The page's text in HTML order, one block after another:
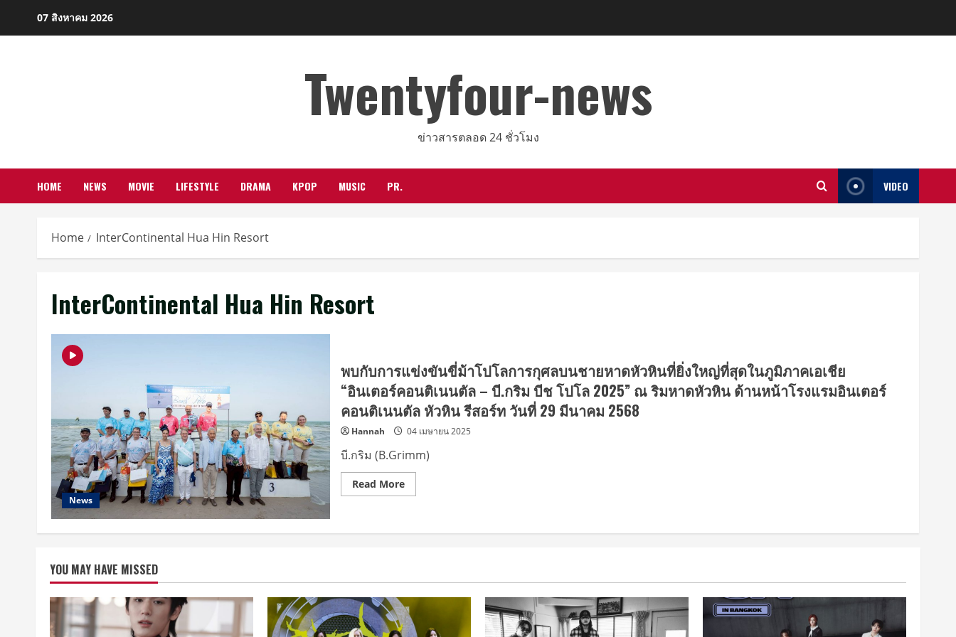
07 สิงหาคม 2026
Twentyfour-news
ข่าวสารตลอด 24 ชั่วโมง
HOME NEWS MOVIE LIFESTYLE DRAMA KPOP MUSIC PR. VIDEO
Home InterContinental Hua Hin Resort
InterContinental Hua Hin Resort
News
พบกับการแข่งขันขี่ม้าโปโลการกุศลบนชายหาดหัวหินที่ยิ่งใหญ่ที่สุดในภูมิภาคเอเชีย
“อินเตอร์คอนติเนนตัล – บี.กริม บีช โปโล 2025” ณ ริมหาดหัวหิน ด้านหน้าโรงแรมอินเตอร์
คอนติเนนตัล หัวหิน รีสอร์ท วันที่ 29 มีนาคม 2568
Hannah 04 เมษายน 2025
บี.กริม (B.Grimm)
Read MoreRead
more
การ
การ
บน
ชายหาด
หัวหิน
ที่
YOU MAY HAVE MISSED